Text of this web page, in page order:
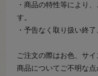
・商品の特性等により
す。
・予告なく取り扱い終
ご注文の際はお色、サ
商品についてご不明な